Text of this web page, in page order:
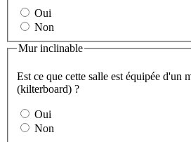
Oui
Non
Mur inclinable
Est ce que cette salle est équipée d'un
(kilterboard) ?
Oui
Non